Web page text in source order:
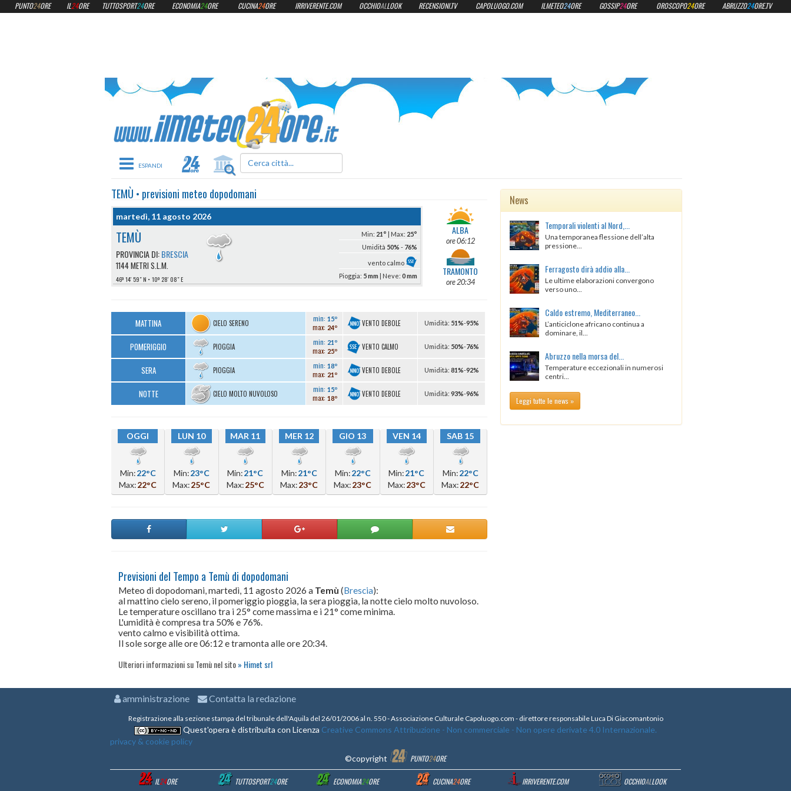
ilmeteo24ore.it
Toggle navigation
TEMÙ • previsioni meteo dopodomani
martedì, 11 agosto 2026
TEMÙ
PROVINCIA DI:BRESCIA
1144 METRI S.L.M.
46º 14′ 59″ N 10º 28′ 08″ E
Min: 21° | Max: 25°
Umidità 50%- 76%
vento calmo
Pioggia: 5 mm | Neve:0 mm
ALBA
ore 06:12
TRAMONTO
ore 20:34
MATTINA CIELO SERENO min: 15º
max: 24º VENTO DEBOLE Umidità: 51%-95%
POMERIGGIO PIOGGIA min: 21º
max: 25º VENTO CALMO Umidità: 50%-76%
SERA PIOGGIA min: 18º
max: 21º VENTO DEBOLE Umidità: 81%-92%
NOTTE CIELO MOLTO NUVOLOSO min: 15º
max: 18º VENTO DEBOLE Umidità: 93%-96%
OGGI
Min:22°C
Max:22°C
LUN 10
Min:23°C
Max:25°C
MAR 11
Min:21°C
Max:25°C
MER 12
Min:21°C
Max:23°C
GIO 13
Min:22°C
Max:23°C
VEN 14
Min:21°C
Max:23°C
SAB 15
Min:22°C
Max:22°C
Previsioni del Tempo a Temù di dopodomani
Meteo di dopodomani, martedì, 11 agosto 2026 a Temù (Brescia):
al mattino cielo sereno, il pomeriggio pioggia, la sera pioggia, la notte cielo molto nuvoloso.
Le temperature oscillano tra i 25° come massima e i 21° come minima.
L'umidità è compresa tra 50% e 76%.
vento calmo e visibilità ottima.
Il sole sorge alle ore 06:12 e tramonta alle ore 20:34.
Ulteriori informazioni su Temù nel sito Himet srl
News
Temporali violenti al Nord,...
Una temporanea flessione dell’alta
pressione...
Ferragosto dirà addio alla...
Le ultime elaborazioni convergono
verso uno...
Caldo estremo, Mediterraneo...
L’anticiclone africano continua a
dominare, il...
Abruzzo nella morsa del...
Temperature eccezionali in numerosi
centri...
Leggi tutte le news »
PUNTO24ORE IL24ORE TUTTOSPORT24ORE ECONOMIA24ORE CUCINA24ORE IRRIVERENTE.COM OCCHIOALLOOK RECENSIONI.TV CAPOLUOGO.COM ILMETEO24ORE GOSSIP24ORE OROSCOPO24ORE ABRUZZO24ORE.TV
amministrazione Contatta la redazione
Registrazione alla sezione stampa del tribunale dell'Aquila del 26/01/2006 al n. 550 - Associazione Culturale Capoluogo.com - direttore responsabile Luca Di Giacomantonio
Quest'opera è distribuita con Licenza Creative Commons Attribuzione - Non commerciale - Non opere derivate 4.0 Internazionale.
privacy & cookie policy
©copyright
PUNTO24ORE
IL24ORE TUTTOSPORT24ORE ECONOMIA24ORE CUCINA24ORE IRRIVERENTE.COM OCCHIOALLOOK